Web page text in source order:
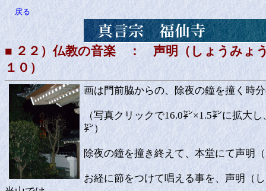
戻る
■ ２２）仏教の音楽 ： 声明（しょうみょ
１０）
画は門前脇からの、除夜の鐘を撞く時
（写真クリックで16.0㌢×1.5㌢に拡大
㌢）
除夜の鐘を撞き終えて、本堂にて声明
お経に節をつけて唱える事を、声明（